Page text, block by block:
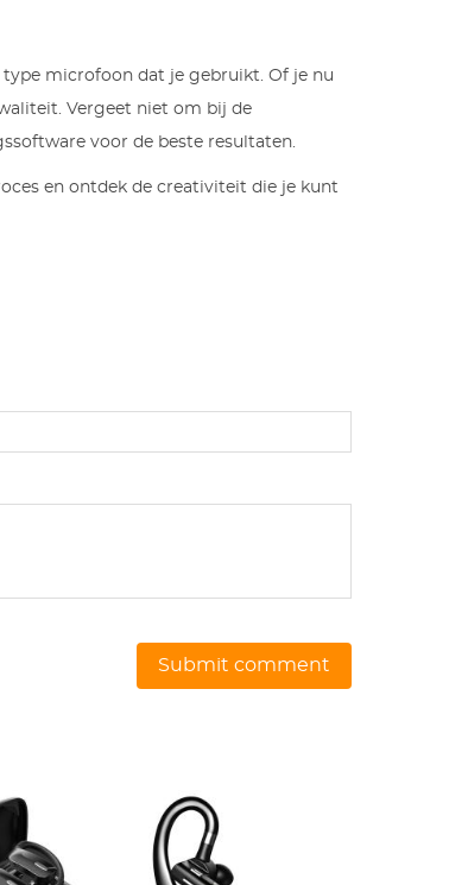
type microfoon dat je gebruikt. Of je nu
Vergeet niet om bij de
voor de beste resultaten.
en ontdek de creativiteit die je kunt
Submit comment